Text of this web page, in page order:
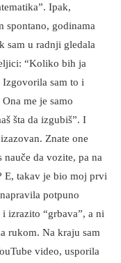
Ipak,
spontano, godinama
sam u radnji gledala
“Koliko bih ja
sam to i
me je samo
šta da izgubiš”. I
Znate one
da vozite, pa na
E, takav je bio moj prvi
potpuno
izrazito “grbava”, a ni
rukom. Na kraju sam
video, usporila